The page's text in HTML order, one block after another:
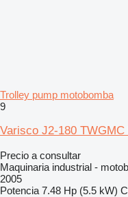
Trolley pump motobomba
9
Varisco J2-180
Precio a consultar
Maquinaria industrial -
2005
Potencia 7.48 Hp (5.5 kW)